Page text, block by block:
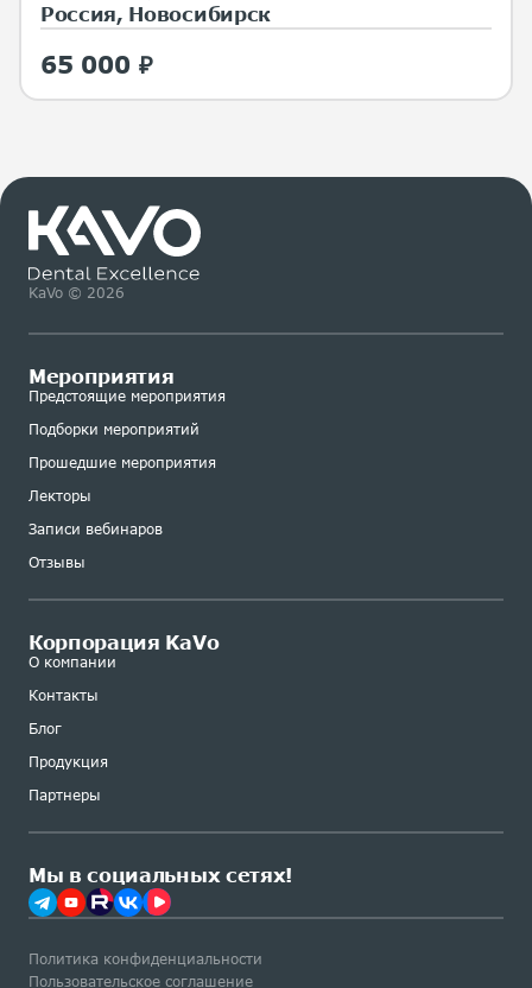
Россия, Новосибирск
65 000 ₽
KaVo © 2026
Мероприятия
Предстоящие мероприятия
Подборки мероприятий
Прошедшие мероприятия
Лекторы
Записи вебинаров
Отзывы
Корпорация KaVo
О компании
Контакты
Блог
Продукция
Партнеры
Мы в социальных сетях!
Политика конфиденциальности
Пользовательское соглашение